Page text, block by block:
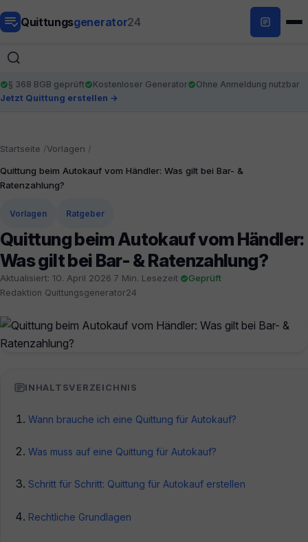
Quittungsgenerator24
§ 368 BGB geprüft Kostenloser Generator
Ohne Anmeldung nutzbar
Jetzt Quittung erstellen →
Startseite
Vorlagen
Quittung beim Autokauf vom Händler: Was gilt bei Bar- &
Ratenzahlung?
Vorlagen Ratgeber
Quittung beim Autokauf vom Händler:
Was gilt bei Bar- & Ratenzahlung?
Aktualisiert: 10. April 2026 7 Min. Lesezeit Geprüft
Redaktion Quittungsgenerator24
INHALTSVERZEICHNIS
Wann brauche ich eine Quittung für Autokauf?
Was muss auf eine Quittung für Autokauf?
Schritt für Schritt: Quittung für Autokauf erstellen
Rechtliche Grundlagen